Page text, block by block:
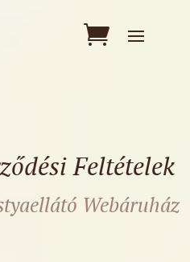
Feltételek
Webáruház